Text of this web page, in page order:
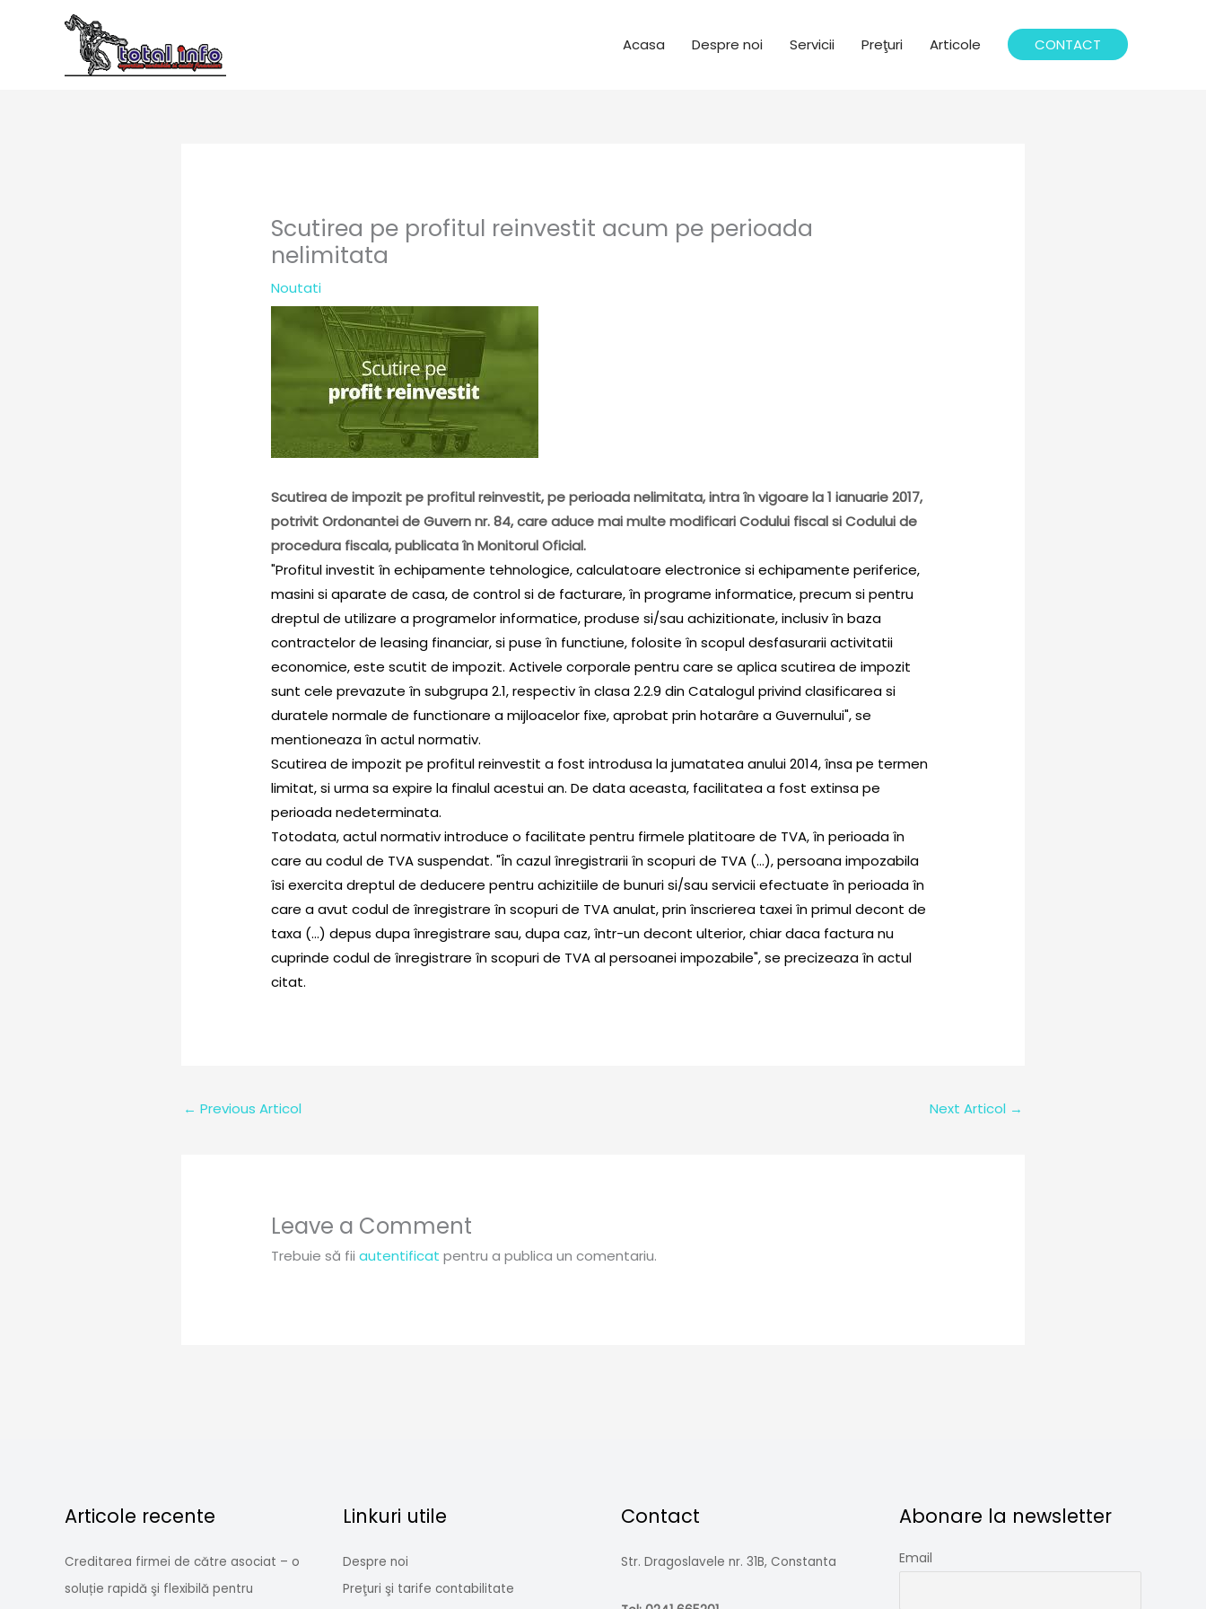
Acasa Despre noi Servicii Preţuri Articole CONTACT
Scutirea pe profitul reinvestit acum pe perioada
nelimitata
Noutati
Scutirea de impozit pe profitul reinvestit, pe perioada nelimitata, intra în vigoare la 1 ianuarie 2017,
potrivit Ordonantei de Guvern nr. 84, care aduce mai multe modificari Codului fiscal si Codului de
procedura fiscala, publicata în Monitorul Oficial.
"Profitul investit în echipamente tehnologice, calculatoare electronice si echipamente periferice,
masini si aparate de casa, de control si de facturare, în programe informatice, precum si pentru
dreptul de utilizare a programelor informatice, produse si/sau achizitionate, inclusiv în baza
contractelor de leasing financiar, si puse în functiune, folosite în scopul desfasurarii activitatii
economice, este scutit de impozit. Activele corporale pentru care se aplica scutirea de impozit
sunt cele prevazute în subgrupa 2.1, respectiv în clasa 2.2.9 din Catalogul privind clasificarea si
duratele normale de functionare a mijloacelor fixe, aprobat prin hotarâre a Guvernului", se
mentioneaza în actul normativ.
Scutirea de impozit pe profitul reinvestit a fost introdusa la jumatatea anului 2014, însa pe termen
limitat, si urma sa expire la finalul acestui an. De data aceasta, facilitatea a fost extinsa pe
perioada nedeterminata.
Totodata, actul normativ introduce o facilitate pentru firmele platitoare de TVA, în perioada în
care au codul de TVA suspendat. "În cazul înregistrarii în scopuri de TVA (…), persoana impozabila
îsi exercita dreptul de deducere pentru achizitiile de bunuri si/sau servicii efectuate în perioada în
care a avut codul de înregistrare în scopuri de TVA anulat, prin înscrierea taxei în primul decont de
taxa (…) depus dupa înregistrare sau, dupa caz, într-un decont ulterior, chiar daca factura nu
cuprinde codul de înregistrare în scopuri de TVA al persoanei impozabile", se precizeaza în actul
citat.
← Previous Articol Next Articol →
Leave a Comment
Trebuie să fiiautentificat pentru a publica un comentariu.
Articole recente
Creditarea firmei de către asociat – o
soluție rapidă şi flexibilă pentru
Linkuri utile
Despre noi
Preţuri şi tarife contabilitate
Contact
Str. Dragoslavele nr. 31B, Constanta
Abonare la newsletter
Email